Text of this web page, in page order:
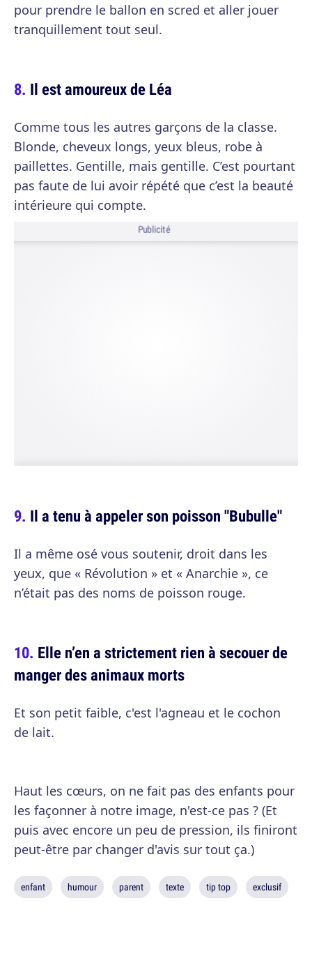
pour prendre le ballon en scred et aller jouer
tranquillement tout seul.
Il est amoureux de Léa
Comme tous les autres garçons de la classe.
Blonde, cheveux longs, yeux bleus, robe à
paillettes. Gentille, mais gentille. C’est pourtant
pas faute de lui avoir répété que c’est la beauté
intérieure qui compte.
Publicité
Il a tenu à appeler son poisson "Bubulle"
Il a même osé vous soutenir, droit dans les
yeux, que « Révolution » et « Anarchie », ce
n’était pas des noms de poisson rouge.
Elle n’en a strictement rien à secouer de
manger des animaux morts
Et son petit faible, c'est l'agneau et le cochon
de lait.
Haut les cœurs, on ne fait pas des enfants pour
les façonner à notre image, n'est-ce pas ? (Et
puis avec encore un peu de pression, ils finiront
peut-être par changer d'avis sur tout ça.)
enfant humour parent texte tip top exclusif